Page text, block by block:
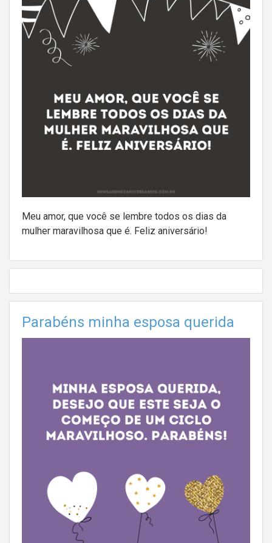
Meu amor, que você se lembre todos os dias da
mulher maravilhosa que é. Feliz aniversário!
Parabéns minha esposa querida